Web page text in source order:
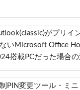
がプリイ
いMicrosoft Office
搭載PCだった場合
PIN変更ツール・ミ